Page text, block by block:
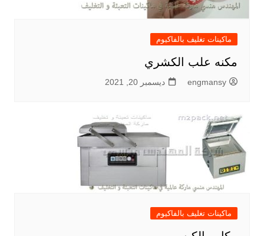
ماكينات تغليف بالفاكيوم
مكنه علب الكشري
engmansy ديسمبر 20, 2021
ماكينات تغليف بالفاكيوم